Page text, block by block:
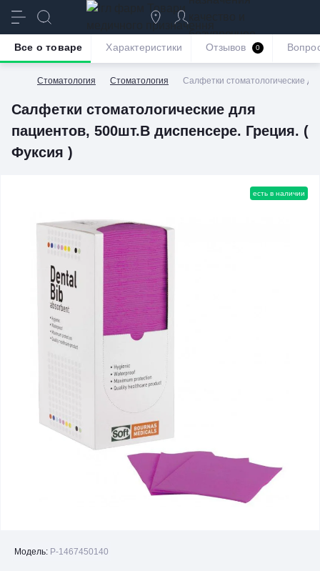
безупречное
обслуживание
Стоматология Стоматология Салфетки стоматологические
Салфетки стоматологические для
пациентов, 500шт.В диспенсере. Греция. (
Фуксия )
Все о товаре Характеристики Отзывов 0
есть в наличии
Модель: P-1467450140